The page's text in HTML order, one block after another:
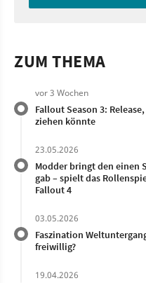
ZUM THEMA
vor 3 Wochen
Fallout Season 3:
ziehen könnte
23.05.2026
Modder bringt den einen
gab – spielt das
Fallout 4
03.05.2026
Faszination
freiwillig?
19.04.2026